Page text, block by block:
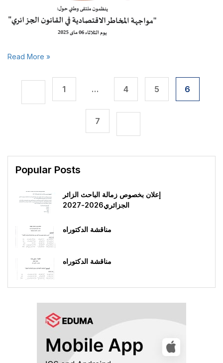
Read More »
1 … 4 5 6
7
Popular Posts
إعلان بخصوص زمالة الباحث الزائر
الجزائري2026-2027
مناقشة الدكتوراه
مناقشة الدكتوراه